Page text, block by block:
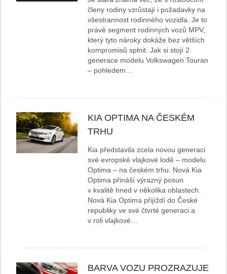
členy rodiny vzrůstají i požadavky na
všestrannost rodinného vozidla. Je to
právě segment rodinných vozů MPV,
který tyto nároky dokáže bez větších
kompromisů splnit. Jak si stojí 2.
generace modelu Volkswagen Touran
– pohledem…
KIA OPTIMA NA ČESKÉM
TRHU
Kia představila zcela novou generaci
své evropské vlajkové lodě – modelu
Optima – na českém trhu. Nová Kia
Optima přináší výrazný posun
v kvalitě hned v několika oblastech.
Nová Kia Optima přijíždí do České
republiky ve své čtvrté generaci a
v roli vlajkové…
BARVA VOZU PROZRAZUJE